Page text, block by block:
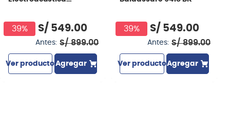
39% S/ 549.00
Antes: S/ 899.00
Ver productoAgregar
39% S/ 549.00
Antes: S/ 899.00
Ver productoAgregar